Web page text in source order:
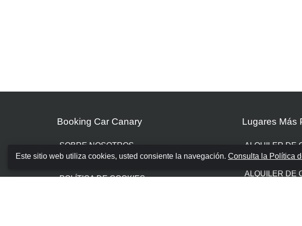
Booking Car Canary
SOBRE NOSOTROS
TÉRMINOS Y CONDICIONES
POLÍTICA DE COOKIES
Lugares Más
ALQUILER DE
LAS PALMAS
ALQUILER DE
Este sitio web utiliza cookies, usted consiente la navegación. Consulta la Política